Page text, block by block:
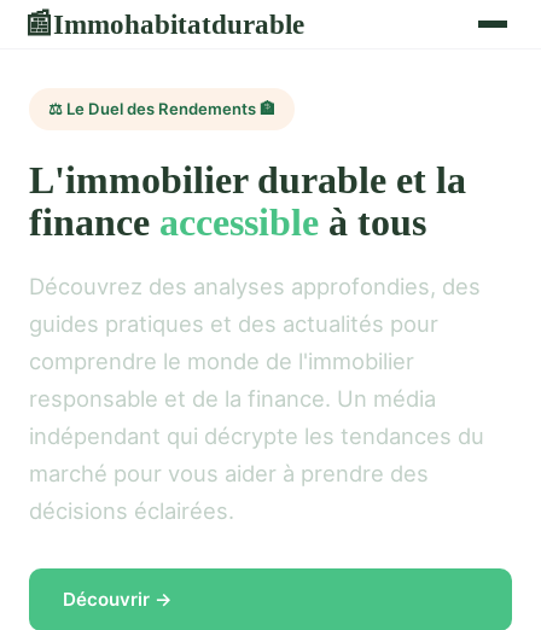
📰Immohabitatdurable
⚖️ Le Duel des Rendements 🏦
L'immobilier durable et la
finance accessible à tous
Découvrez des analyses approfondies, des
guides pratiques et des actualités pour
comprendre le monde de l'immobilier
responsable et de la finance. Un média
indépendant qui décrypte les tendances du
marché pour vous aider à prendre des
décisions éclairées.
Découvrir →